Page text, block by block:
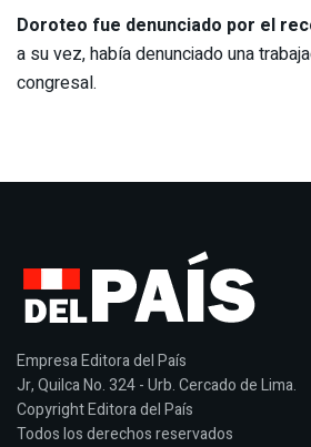
Doroteo fue denunciado por el
a su vez, había denunciado una
congresal.
Empresa Editora del País
Jr, Quilca No. 324 - Urb. Cercado de Lima.
Copyright Editora del País
Todos los derechos reservados